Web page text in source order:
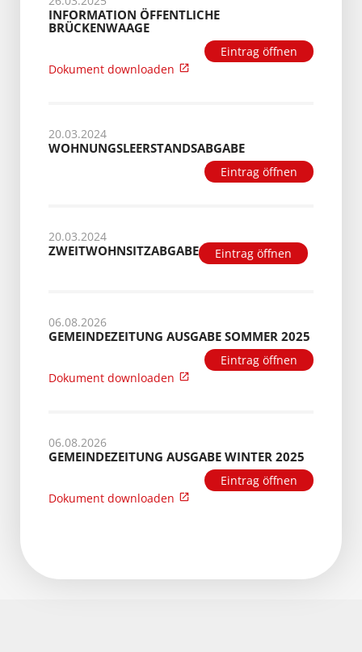
INFORMATION ÖFFENTLICHE
BRÜCKENWAAGE
Eintrag öffnen
Dokument downloaden
20.03.2024
WOHNUNGSLEERSTANDSABGABE
Eintrag öffnen
20.03.2024
ZWEITWOHNSITZABGABE Eintrag öffnen
06.08.2026
GEMEINDEZEITUNG AUSGABE SOMMER 2025
Eintrag öffnen
Dokument downloaden
06.08.2026
GEMEINDEZEITUNG AUSGABE WINTER 2025
Eintrag öffnen
Dokument downloaden